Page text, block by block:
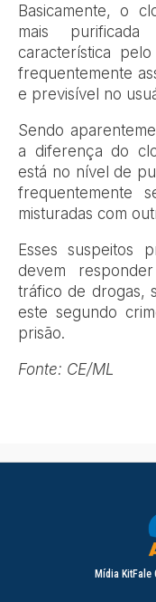
Basicamente, o
mais
característica
frequentemente
e previsível no
Sendo
a diferença do
está no nível de
frequentemente
misturadas com
Esses suspeitos
devem
tráfico de drogas,
este segundo
prisão.
Fonte: CE/ML
Mídia KitFale